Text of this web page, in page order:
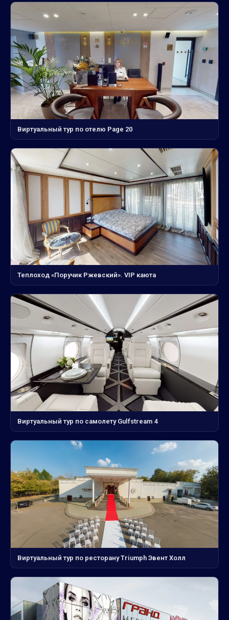
Виртуальный тур по отелю Page 20
Теплоход «Поручик Ржевский». VIP каюта
Виртуальный тур по самолету Gulfstream 4
Виртуальный тур по ресторану Triumph Эвент Холл